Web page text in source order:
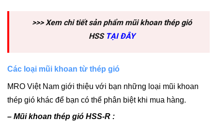
>>> Xem chi tiết sản phẩm mũi khoan thép gió
HSS TẠI ĐÂY
Các loại mũi khoan từ thép gió
MRO Việt Nam giới thiệu với bạn những loại mũi khoan
thép gió khác để bạn có thể phân biệt khi mua hàng.
– Mũi khoan thép gió HSS-R :